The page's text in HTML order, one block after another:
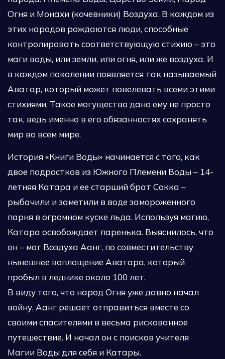
Огня и Монахи (кочевники) Воздуха. В каждом из
этих народов рождаются люди, способные
контролировать соответствующую стихию – это
маги воды, или земли, или огня, или же воздуха. И
в каждом поколении появляется так называемый
Аватар, который может повелевать всеми этими
стихиями. Такое могущество дано ему не просто
так, ведь именно в его обязанностях сохранять
мир во всем мире.
История «Книги Воды» начинается с того, как
двое подростков из Южного Племени Воды – 14-
летняя Катара и ее старший брат Сокка –
рыбачили и заметили в воде замороженного
парня в огромном куске льда. Используя магию,
Катара освобождает паренька. Выяснилось, что
он – маг Воздуха Аанг, по совместительству
нынешнее воплощение Аватара, который
пробыл в леднике около 100 лет.
В виду того, что народ Огня уже давно начал
войну, Аанг решает отправиться вместе со
своими спасителями в весьма рискованное
путешествие. И начал он с поисков учителя
Магии Воды для себя и Катары.